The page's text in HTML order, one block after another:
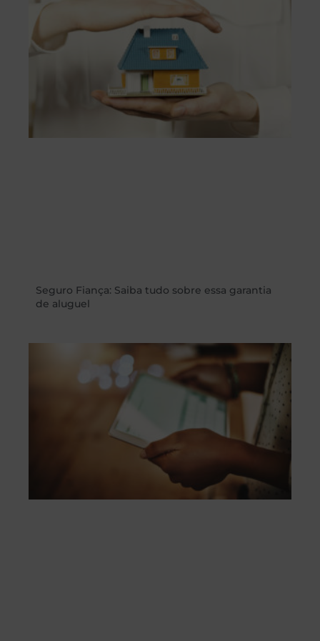
Seguro Fiança: Saiba tudo sobre essa garantia
de aluguel